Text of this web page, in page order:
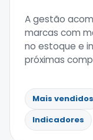
A gestão
marcas com
no estoque e
próximas
Mais vendidos
Indicadores